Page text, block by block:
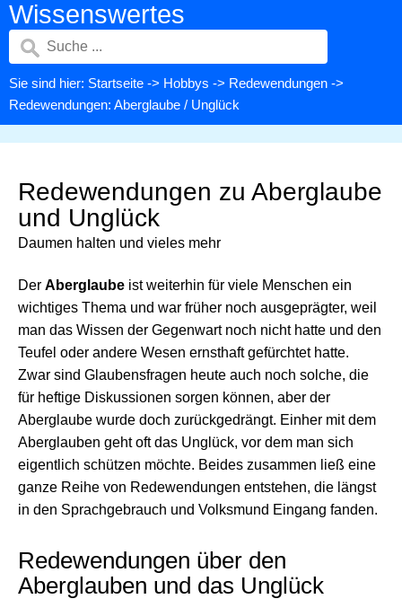
Wissenswertes
Sie sind hier: Startseite -> Hobbys -> Redewendungen ->
Redewendungen: Aberglaube / Unglück
Redewendungen zu Aberglaube
und Unglück
Daumen halten und vieles mehr
Der Aberglaube ist weiterhin für viele Menschen ein
wichtiges Thema und war früher noch ausgeprägter, weil
man das Wissen der Gegenwart noch nicht hatte und den
Teufel oder andere Wesen ernsthaft gefürchtet hatte.
Zwar sind Glaubensfragen heute auch noch solche, die
für heftige Diskussionen sorgen können, aber der
Aberglaube wurde doch zurückgedrängt. Einher mit dem
Aberglauben geht oft das Unglück, vor dem man sich
eigentlich schützen möchte. Beides zusammen ließ eine
ganze Reihe von Redewendungen entstehen, die längst
in den Sprachgebrauch und Volksmund Eingang fanden.
Redewendungen über den
Aberglauben und das Unglück